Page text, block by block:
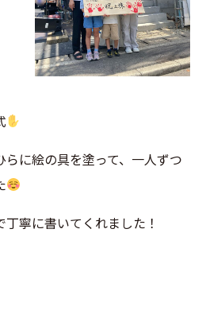
に絵の具を塗って、一人ずつ
寧に書いてくれました！